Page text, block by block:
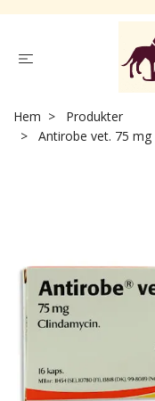
Hem
Produkter
Antirobe vet. 75